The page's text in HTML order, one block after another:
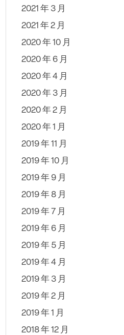
2021 年 3 月
2021 年 2 月
2020 年 10 月
2020 年 6 月
2020 年 4 月
2020 年 3 月
2020 年 2 月
2020 年 1 月
2019 年 11 月
2019 年 10 月
2019 年 9 月
2019 年 8 月
2019 年 7 月
2019 年 6 月
2019 年 5 月
2019 年 4 月
2019 年 3 月
2019 年 2 月
2019 年 1 月
2018 年 12 月